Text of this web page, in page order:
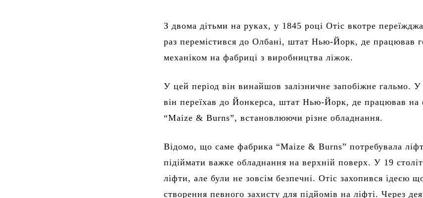
З двома дітьми на руках, у 1845 році Отіс вкотре
раз перемістився до Олбані, штат Нью-Йорк, де працював
механіком на фабриці з виробництва ліжок.
У цей період він винайшов залізничне запобіжне гальмо. У
він переїхав до Йонкерса, штат Нью-Йорк, де працював на
“Maize & Burns”, встановлюючи різне обладнання.
Відомо, що саме фабрика “Maize & Burns” потребувала
підіймати важке обладнання на верхній поверх. У 19
ліфти, але були не зовсім безпечні. Отіс захопився ідеєю
створення певного захисту для підйомів на ліфті. Через